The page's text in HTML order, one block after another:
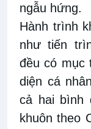
ngẫu hứng.
Hành trình
như tiến
đều có mục
diện cá
cả hai bình
khuôn theo